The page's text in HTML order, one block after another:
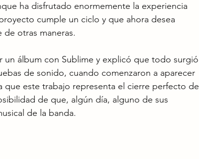
ha disfrutado enormemente la experiencia
cumple un ciclo y que ahora desea
otras maneras.
álbum con Sublime y explicó que todo surgió
de sonido, cuando comenzaron a aparecer
que este trabajo representa el cierre perfecto de
de que, algún día, alguno de sus
de la banda.